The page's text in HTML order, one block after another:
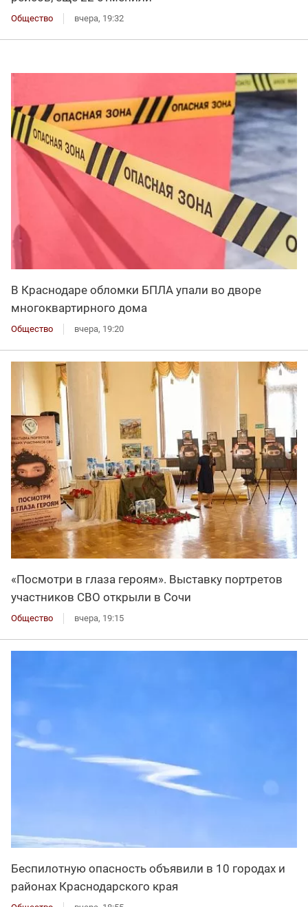
Общество вчера, 19:32
В Краснодаре обломки БПЛА упали во дворе
многоквартирного дома
Общество вчера, 19:20
«Посмотри в глаза героям». Выставку портретов
участников СВО открыли в Сочи
Общество вчера, 19:15
Беспилотную опасность объявили в 10 городах и
районах Краснодарского края